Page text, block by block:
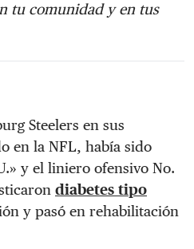
tu comunidad y en tus
Steelers en sus
en la NFL, había sido
y el liniero ofensivo No.
diabetes tipo
y pasó en rehabilitación